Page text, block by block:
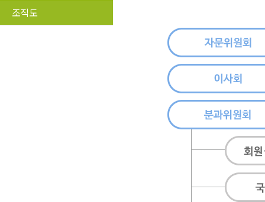
조직도